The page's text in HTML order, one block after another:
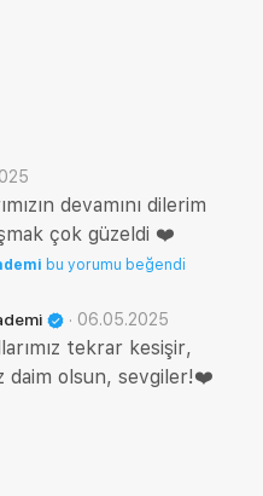
devamını dilerim
çok güzeldi ❤️
bu yorumu beğendi
· 06.05.2025
tekrar kesişir,
daim olsun, sevgiler!❤️